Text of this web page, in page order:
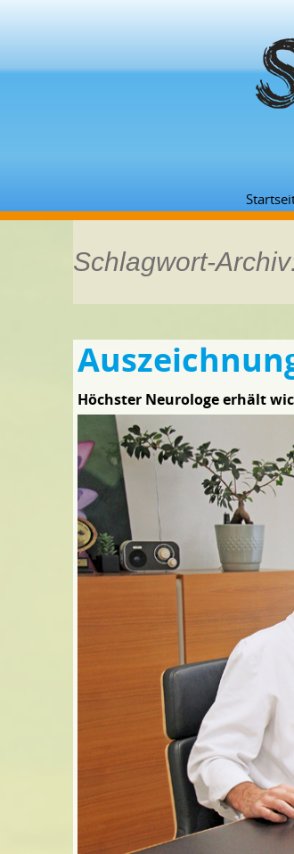
Schlagwort-
Höchster Neurologe erhält